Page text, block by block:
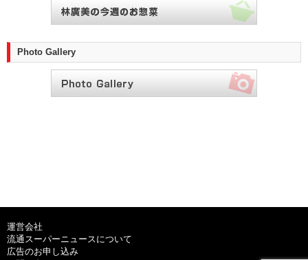
Photo Gallery
運営会社
流通スーパーニュースについて
広告のお申し込み